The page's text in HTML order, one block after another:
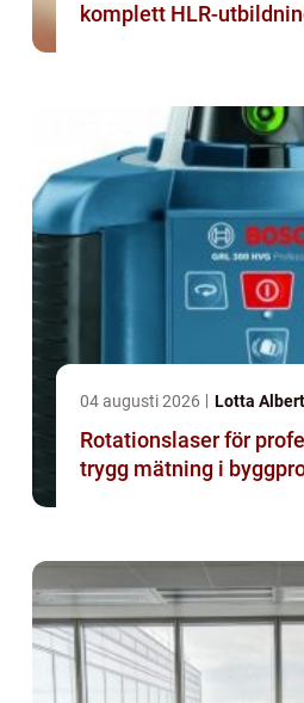
komplett HLR-
04 augusti 2026 Lotta
Rotationslaser för
trygg mätning i